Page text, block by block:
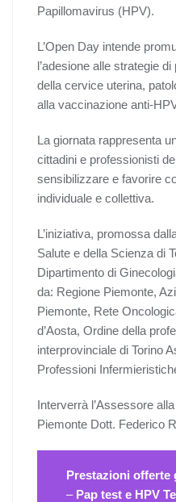
Papillomavirus (HPV).
L’Open Day intende
l’adesione alle strategie
della cervice uterina,
alla vaccinazione anti-
La giornata rappresenta
cittadini e professionisti
sensibilizzare e favorire
individuale e collettiva.
L’iniziativa, promossa
Salute e della Scienza di
Dipartimento di
da: Regione Piemonte,
Piemonte, Rete
d’Aosta, Ordine della
interprovinciale di Torino
Professioni
Interverrà l’Assessore
Piemonte Dott. Federico
Prestazioni offerte
– Pap test e HPV